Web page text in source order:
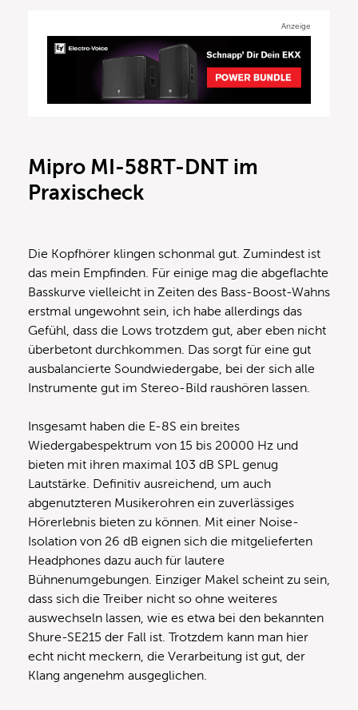
Anzeige
Mipro MI-58RT-DNT im
Praxischeck
Die Kopfhörer klingen schonmal gut. Zumindest ist
das mein Empfinden. Für einige mag die abgeflachte
Basskurve vielleicht in Zeiten des Bass-Boost-Wahns
erstmal ungewohnt sein, ich habe allerdings das
Gefühl, dass die Lows trotzdem gut, aber eben nicht
überbetont durchkommen. Das sorgt für eine gut
ausbalancierte Soundwiedergabe, bei der sich alle
Instrumente gut im Stereo-Bild raushören lassen.
Insgesamt haben die E-8S ein breites
Wiedergabespektrum von 15 bis 20000 Hz und
bieten mit ihren maximal 103 dB SPL genug
Lautstärke. Definitiv ausreichend, um auch
abgenutzteren Musikerohren ein zuverlässiges
Hörerlebnis bieten zu können. Mit einer Noise-
Isolation von 26 dB eignen sich die mitgelieferten
Headphones dazu auch für lautere
Bühnenumgebungen. Einziger Makel scheint zu sein,
dass sich die Treiber nicht so ohne weiteres
auswechseln lassen, wie es etwa bei den bekannten
Shure-SE215 der Fall ist. Trotzdem kann man hier
echt nicht meckern, die Verarbeitung ist gut, der
Klang angenehm ausgeglichen.